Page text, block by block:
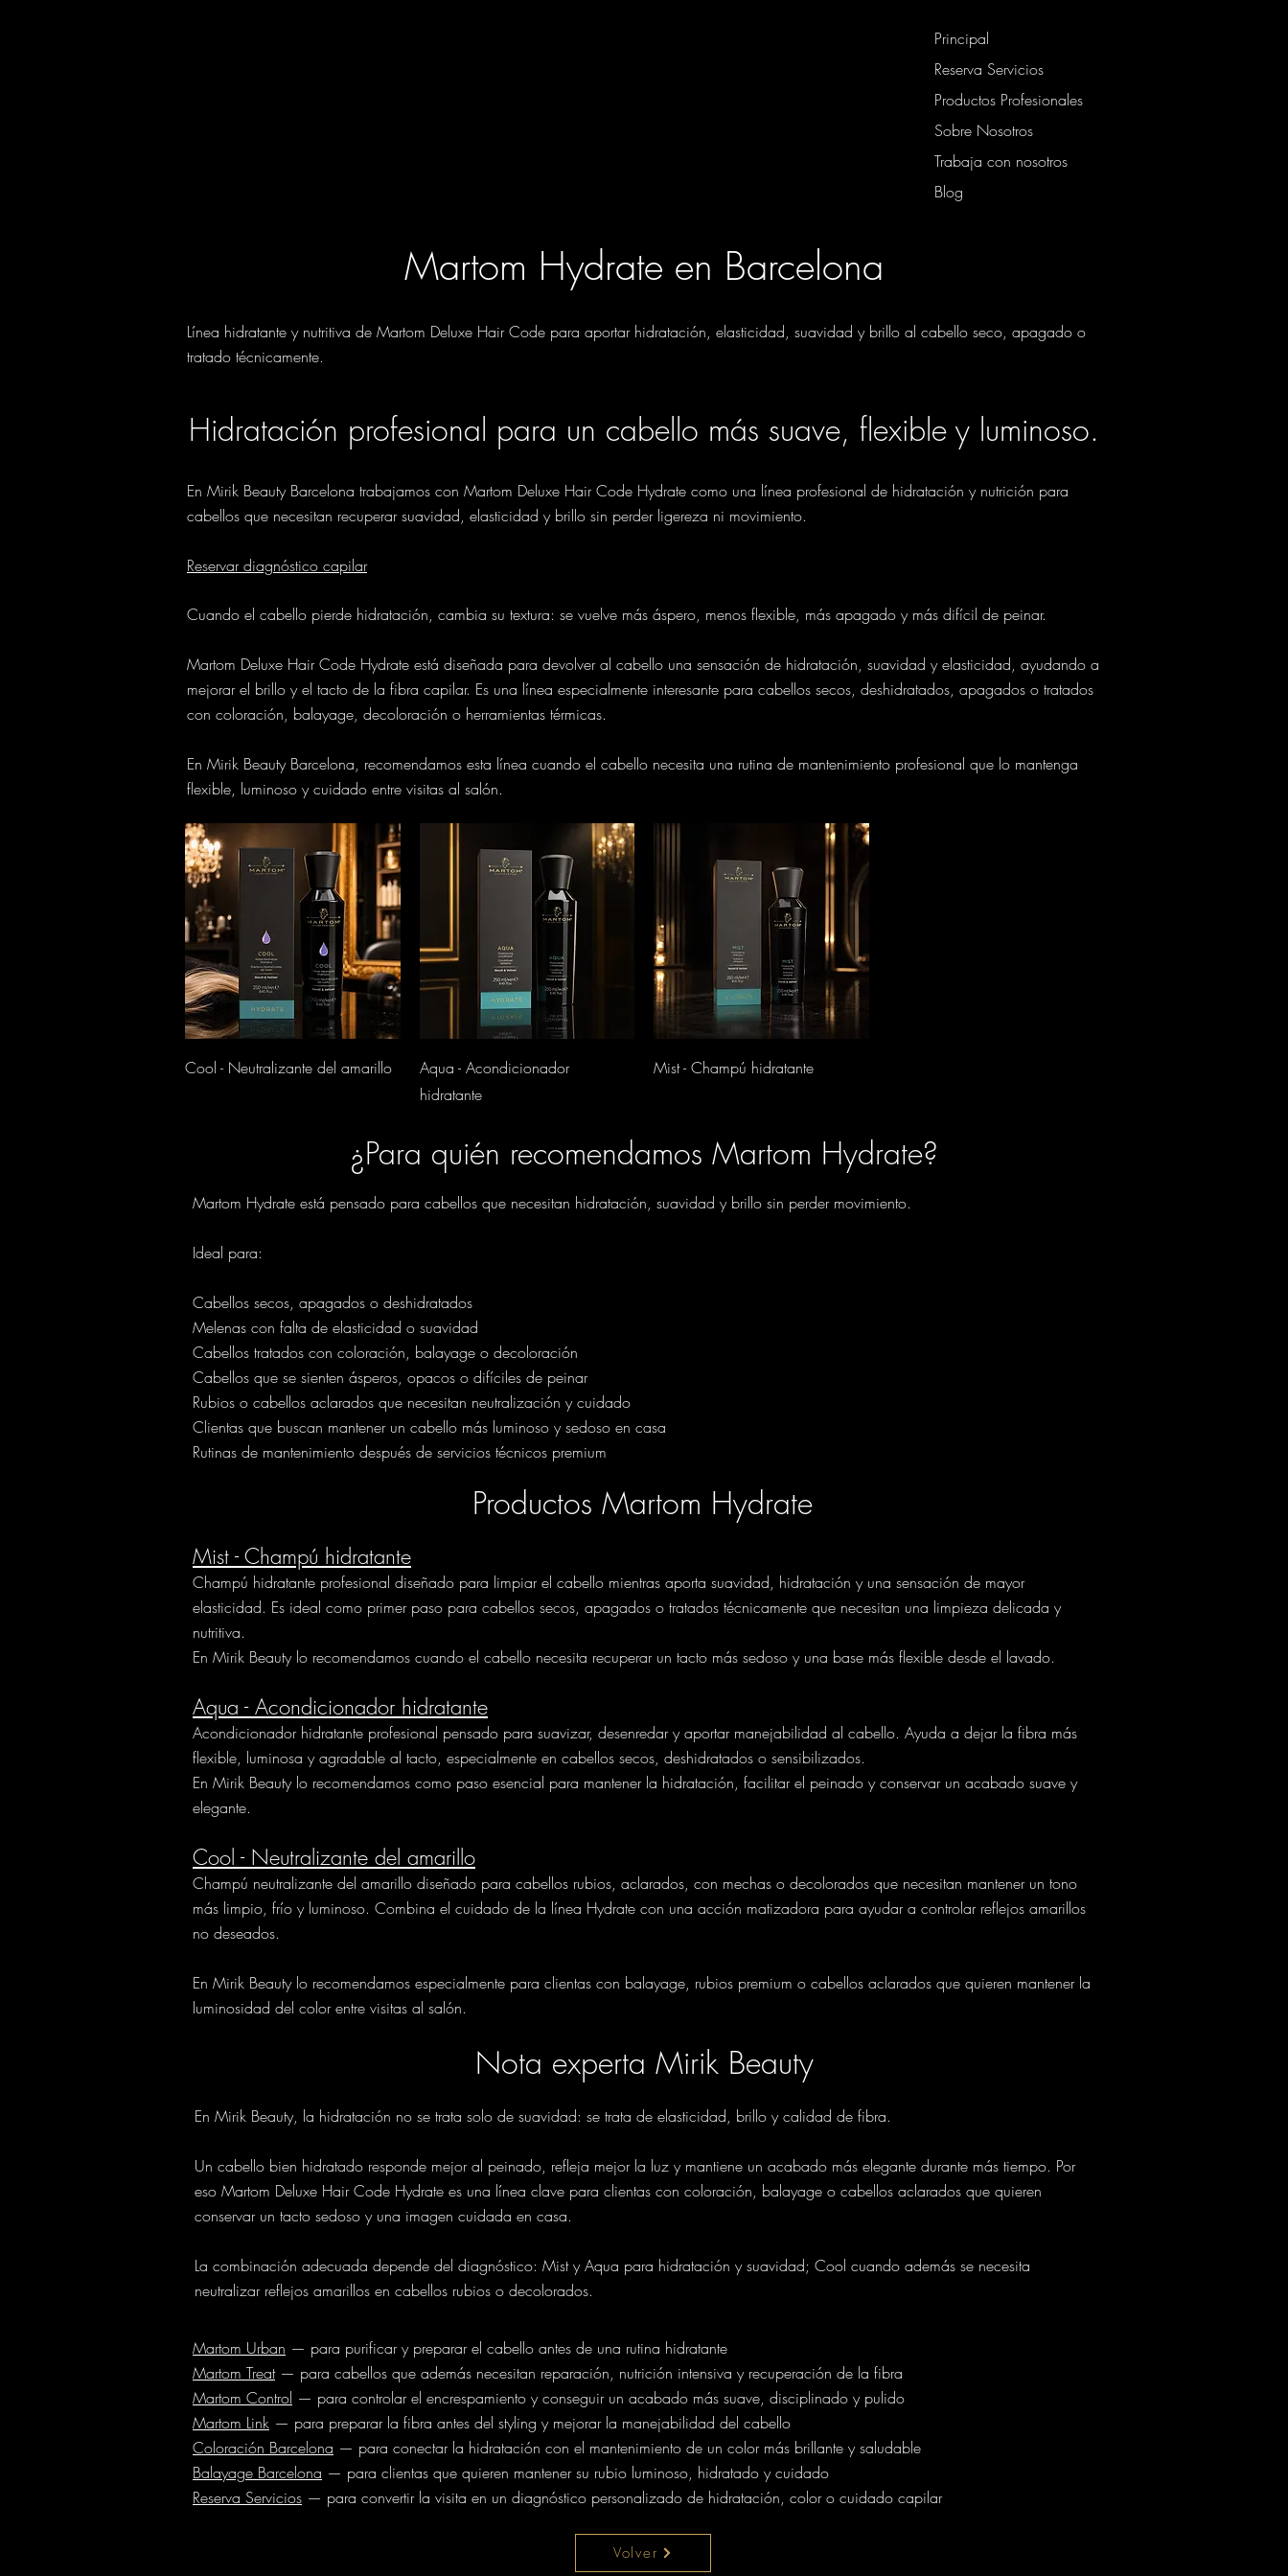
Principal
Reserva Servicios
Productos Profesionales
Sobre Nosotros
Trabaja con nosotros
Blog
Martom Hydrate en Barcelona
Línea hidratante y nutritiva de Martom Deluxe Hair Code para aportar hidratación, elasticidad, suavidad y brillo al cabello seco, apagado o
tratado técnicamente.
Hidratación profesional para un cabello más suave, flexible y luminoso.
En Mirik Beauty Barcelona trabajamos con Martom Deluxe Hair Code Hydrate como una línea profesional de hidratación y nutrición para
cabellos que necesitan recuperar suavidad, elasticidad y brillo sin perder ligereza ni movimiento.
Reservar diagnóstico capilar
Cuando el cabello pierde hidratación, cambia su textura: se vuelve más áspero, menos flexible, más apagado y más difícil de peinar.
Martom Deluxe Hair Code Hydrate está diseñada para devolver al cabello una sensación de hidratación, suavidad y elasticidad, ayudando a
mejorar el brillo y el tacto de la fibra capilar. Es una línea especialmente interesante para cabellos secos, deshidratados, apagados o tratados
con coloración, balayage, decoloración o herramientas térmicas.
En Mirik Beauty Barcelona, recomendamos esta línea cuando el cabello necesita una rutina de mantenimiento profesional que lo mantenga
flexible, luminoso y cuidado entre visitas al salón.
Vista rápida
Cool - Neutralizante del amarillo Vista rápida
Aqua - Acondicionador
hidratante
Vista rápida
Mist - Champú hidratante
¿Para quién recomendamos Martom Hydrate?
Martom Hydrate está pensado para cabellos que necesitan hidratación, suavidad y brillo sin perder movimiento.
Ideal para:
Cabellos secos, apagados o deshidratados
Melenas con falta de elasticidad o suavidad
Cabellos tratados con coloración, balayage o decoloración
Cabellos que se sienten ásperos, opacos o difíciles de peinar
Rubios o cabellos aclarados que necesitan neutralización y cuidado
Clientas que buscan mantener un cabello más luminoso y sedoso en casa
Rutinas de mantenimiento después de servicios técnicos premium
Productos Martom Hydrate
Mist - Champú hidratante
Champú hidratante profesional diseñado para limpiar el cabello mientras aporta suavidad, hidratación y una sensación de mayor
elasticidad. Es ideal como primer paso para cabellos secos, apagados o tratados técnicamente que necesitan una limpieza delicada y
nutritiva.
En Mirik Beauty lo recomendamos cuando el cabello necesita recuperar un tacto más sedoso y una base más flexible desde el lavado.
Aqua - Acondicionador hidratante
Acondicionador hidratante profesional pensado para suavizar, desenredar y aportar manejabilidad al cabello. Ayuda a dejar la fibra más
flexible, luminosa y agradable al tacto, especialmente en cabellos secos, deshidratados o sensibilizados.
En Mirik Beauty lo recomendamos como paso esencial para mantener la hidratación, facilitar el peinado y conservar un acabado suave y
elegante.
Cool - Neutralizante del amarillo
Champú neutralizante del amarillo diseñado para cabellos rubios, aclarados, con mechas o decolorados que necesitan mantener un tono
más limpio, frío y luminoso. Combina el cuidado de la línea Hydrate con una acción matizadora para ayudar a controlar reflejos amarillos
no deseados.
En Mirik Beauty lo recomendamos especialmente para clientas con balayage, rubios premium o cabellos aclarados que quieren mantener la
luminosidad del color entre visitas al salón.
Nota experta Mirik Beauty
En Mirik Beauty, la hidratación no se trata solo de suavidad: se trata de elasticidad, brillo y calidad de fibra.
Un cabello bien hidratado responde mejor al peinado, refleja mejor la luz y mantiene un acabado más elegante durante más tiempo. Por
eso Martom Deluxe Hair Code Hydrate es una línea clave para clientas con coloración, balayage o cabellos aclarados que quieren
conservar un tacto sedoso y una imagen cuidada en casa.
La combinación adecuada depende del diagnóstico: Mist y Aqua para hidratación y suavidad; Cool cuando además se necesita
neutralizar reflejos amarillos en cabellos rubios o decolorados.
Martom Urban — para purificar y preparar el cabello antes de una rutina hidratante
Martom Treat— para cabellos que además necesitan reparación, nutrición intensiva y recuperación de la fibra
Martom Control — para controlar el encrespamiento y conseguir un acabado más suave, disciplinado y pulido
Martom Link — para preparar la fibra antes del styling y mejorar la manejabilidad del cabello
Coloración Barcelona — para conectar la hidratación con el mantenimiento de un color más brillante y saludable
Balayage Barcelona — para clientas que quieren mantener su rubio luminoso, hidratado y cuidado
Reserva Servicios — para convertir la visita en un diagnóstico personalizado de hidratación, color o cuidado capilar
Volver